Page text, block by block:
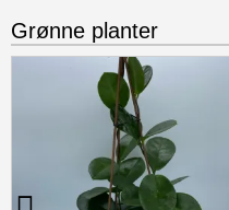
Grønne planter